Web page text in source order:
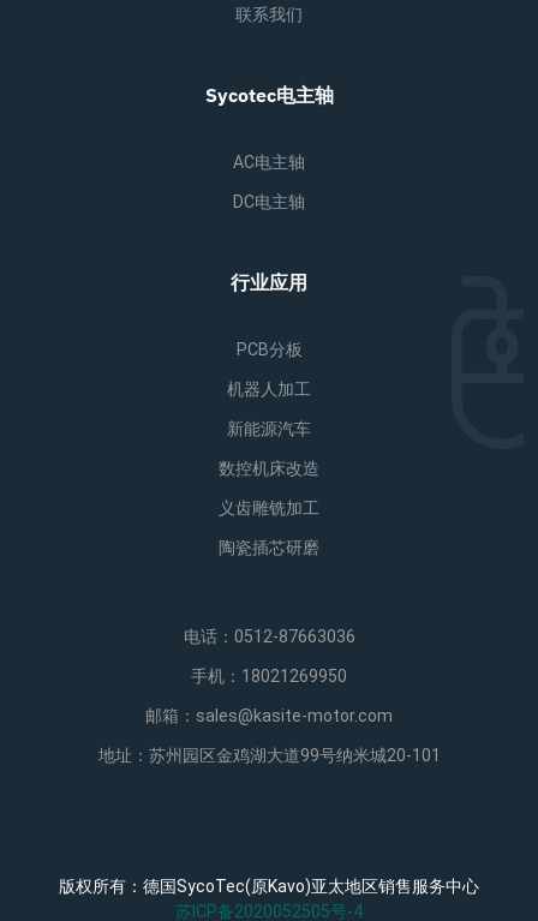
联系我们
Sycotec电主轴
AC电主轴
DC电主轴
行业应用
PCB分板
机器人加工
新能源汽车
数控机床改造
义齿雕铣加工
陶瓷插芯研磨
电话：0512-87663036
手机：18021269950
邮箱：sales@kasite-motor.com
地址：苏州园区金鸡湖大道99号纳米城20-101
版权所有：德国SycoTec(原kavo)亚太地区销售服务中心
苏ICP备2020052505号-4